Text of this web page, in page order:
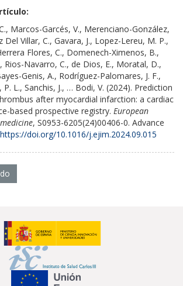
Marcos-Garcés, V., Merenciano-González,
Del Villar, C., Gavara, J., Lopez-Lereu, M. P.,
Flores, C., Domenech-Ximenos, B.,
Rios-Navarro, C., de Dios, E., Moratal, D.,
Genis, A., Rodríguez-Palomares, J. F.,
P. L., Sanchis, J., … Bodi, V. (2024). Prediction
after myocardial infarction: a cardiac
based prospective registry. European
, S0953-6205(24)00406-0. Advance
https://doi.org/10.1016/j.ejim.2024.09.015